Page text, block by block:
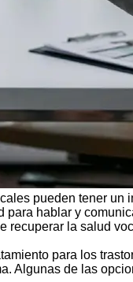
pueden tener
para hablar y
recuperar la salud
para los
Algunas de las